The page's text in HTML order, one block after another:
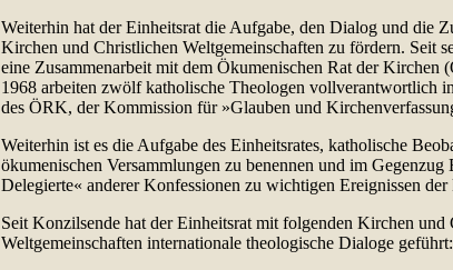
Weiterhin hat der Einheitsrat die Aufgabe, den Dialog und die
Kirchen und Christlichen Weltgemeinschaften zu fördern. Seit
eine Zusammenarbeit mit dem Ökumenischen Rat der Kirchen
1968 arbeiten zwölf katholische Theologen vollverantwortlich
des ÖRK, der Kommission für »Glauben und
Weiterhin ist es die Aufgabe des Einheitsrates, katholische
ökumenischen Versammlungen zu benennen und im
Delegierte« anderer Konfessionen zu wichtigen Ereignissen
Seit Konzilsende hat der Einheitsrat mit folgenden Kirchen und
Weltgemeinschaften internationale theologische Dialoge geführt: